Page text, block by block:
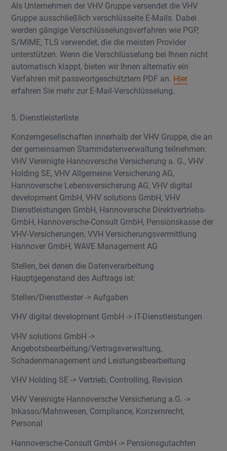
Als Unternehmen der VHV Gruppe versendet die VHV
Gruppe ausschließlich verschlüsselte E-Mails. Dabei
werden gängige Verschlüsselungsverfahren wie PGP,
S/MIME, TLS verwendet, die die meisten Provider
unterstützen. Wenn die Verschlüsselung bei Ihnen nicht
automatisch klappt, bieten wir Ihnen alternativ ein
Verfahren mit passwortgeschütztem PDF an. Hier
erfahren Sie mehr zur E-Mail-Verschlüsselung.
5. Dienstleisterliste
Konzerngesellschaften innerhalb der VHV Gruppe, die an
der gemeinsamen Stammdatenverwaltung teilnehmen:
VHV Vereinigte Hannoversche Versicherung a. G., VHV
Holding SE, VHV Allgemeine Versicherung AG,
Hannoversche Lebensversicherung AG, VHV digital
development GmbH, VHV solutions GmbH, VHV
Dienstleistungen GmbH, Hannoversche Direktvertriebs-
GmbH, Hannoversche-Consult GmbH, Pensionskasse der
VHV-Versicherungen, VVH Versicherungsvermittlung
Hannover GmbH, WAVE Management AG
Stellen, bei denen die Datenverarbeitung
Hauptgegenstand des Auftrags ist:
Stellen/Dienstleister -> Aufgaben
VHV digital development GmbH -> IT-Dienstleistungen
VHV solutions GmbH ->
Angebotsbearbeitung/Vertragsverwaltung,
Schadenmanagement und Leistungsbearbeitung
VHV Holding SE -> Vertrieb, Controlling, Revision
VHV Vereinigte Hannoversche Versicherung a.G. ->
Inkasso/Mahnwesen, Compliance, Konzernrecht,
Personal
Hannoversche-Consult GmbH -> Pensionsgutachten